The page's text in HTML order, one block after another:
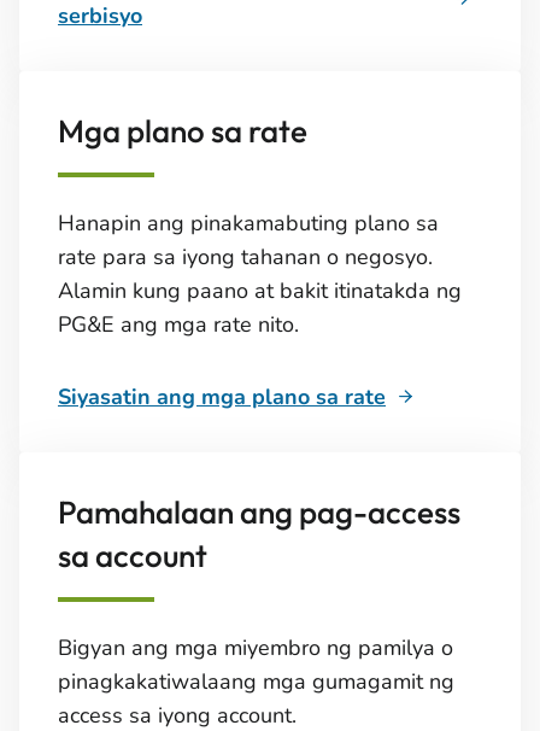
serbisyo
Mga plano sa rate
Hanapin ang pinakamabuting plano sa
rate para sa iyong tahanan o negosyo.
Alamin kung paano at bakit itinatakda ng
PG&E ang mga rate nito.
Siyasatin ang mga plano sa rate
Pamahalaan ang pag-access
sa account
Bigyan ang mga miyembro ng pamilya o
pinagkakatiwalaang mga gumagamit ng
access sa iyong account.